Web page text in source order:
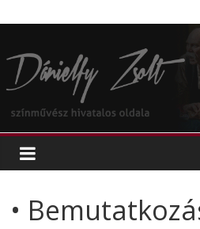
to
színművész
oldala
•